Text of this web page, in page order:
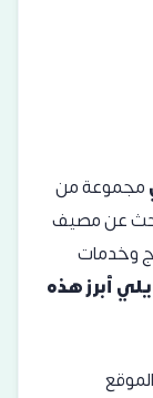
مجموعة من
عن مصيف
وخدمات
أبرز هذه